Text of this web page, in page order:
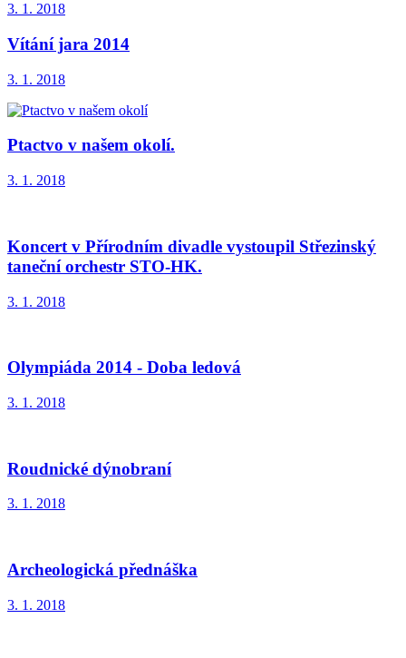
3. 1. 2018
Vítání jara 2014
3. 1. 2018
Ptactvo v našem okolí.
3. 1. 2018
Koncert v Přírodním divadle vystoupil Střezinský
taneční orchestr STO-HK.
3. 1. 2018
Olympiáda 2014 - Doba ledová
3. 1. 2018
Roudnické dýnobraní
3. 1. 2018
Archeologická přednáška
3. 1. 2018